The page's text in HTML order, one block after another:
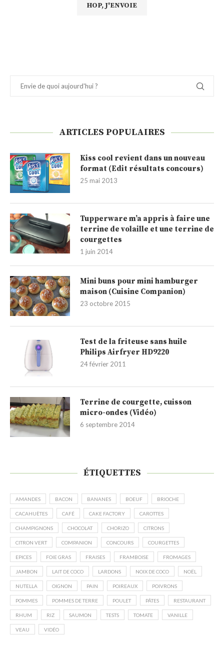
ARTICLES POPULAIRES
Kiss cool revient dans un nouveau
format (Edit résultats concours)
25 mai 2013
Tupperware m’a appris à faire une
terrine de volaille et une terrine de
courgettes
1 juin 2014
Mini buns pour mini hamburger
maison (Cuisine Companion)
23 octobre 2015
Test de la friteuse sans huile
Philips Airfryer HD9220
24 février 2011
Terrine de courgette, cuisson
micro-ondes (Vidéo)
6 septembre 2014
ÉTIQUETTES
AMANDES BACON BANANES BOEUF BRIOCHE
CACAHUÈTES CAFÉ CAKE FACTORY CAROTTES
CHAMPIGNONS CHOCOLAT CHORIZO CITRONS
CITRON VERT COMPANION CONCOURS COURGETTES
EPICES FOIE GRAS FRAISES FRAMBOISE FROMAGES
JAMBON LAIT DE COCO LARDONS NOIX DE COCO NOËL
NUTELLA OIGNON PAIN POIREAUX POIVRONS
POMMES POMMES DE TERRE POULET PÂTES RESTAURANT
RHUM RIZ SAUMON TESTS TOMATE VANILLE
VEAU VIDÉO